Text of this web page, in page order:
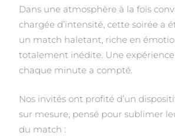
Dans une atmosphère à la fois
chargée d’intensité, cette soirée a
un match haletant, riche en
totalement inédite. Une
chaque minute a compté.
Nos invités ont profité d’un
sur mesure, pensé pour sublimer
du match :